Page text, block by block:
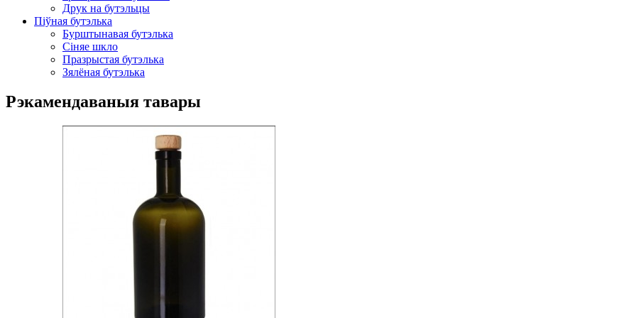
Друк на бутэльцы
Піўная бутэлька
Бурштынавая бутэлька
Сіняе шкло
Празрыстая бутэлька
Зялёная бутэлька
Рэкамендаваныя тавары